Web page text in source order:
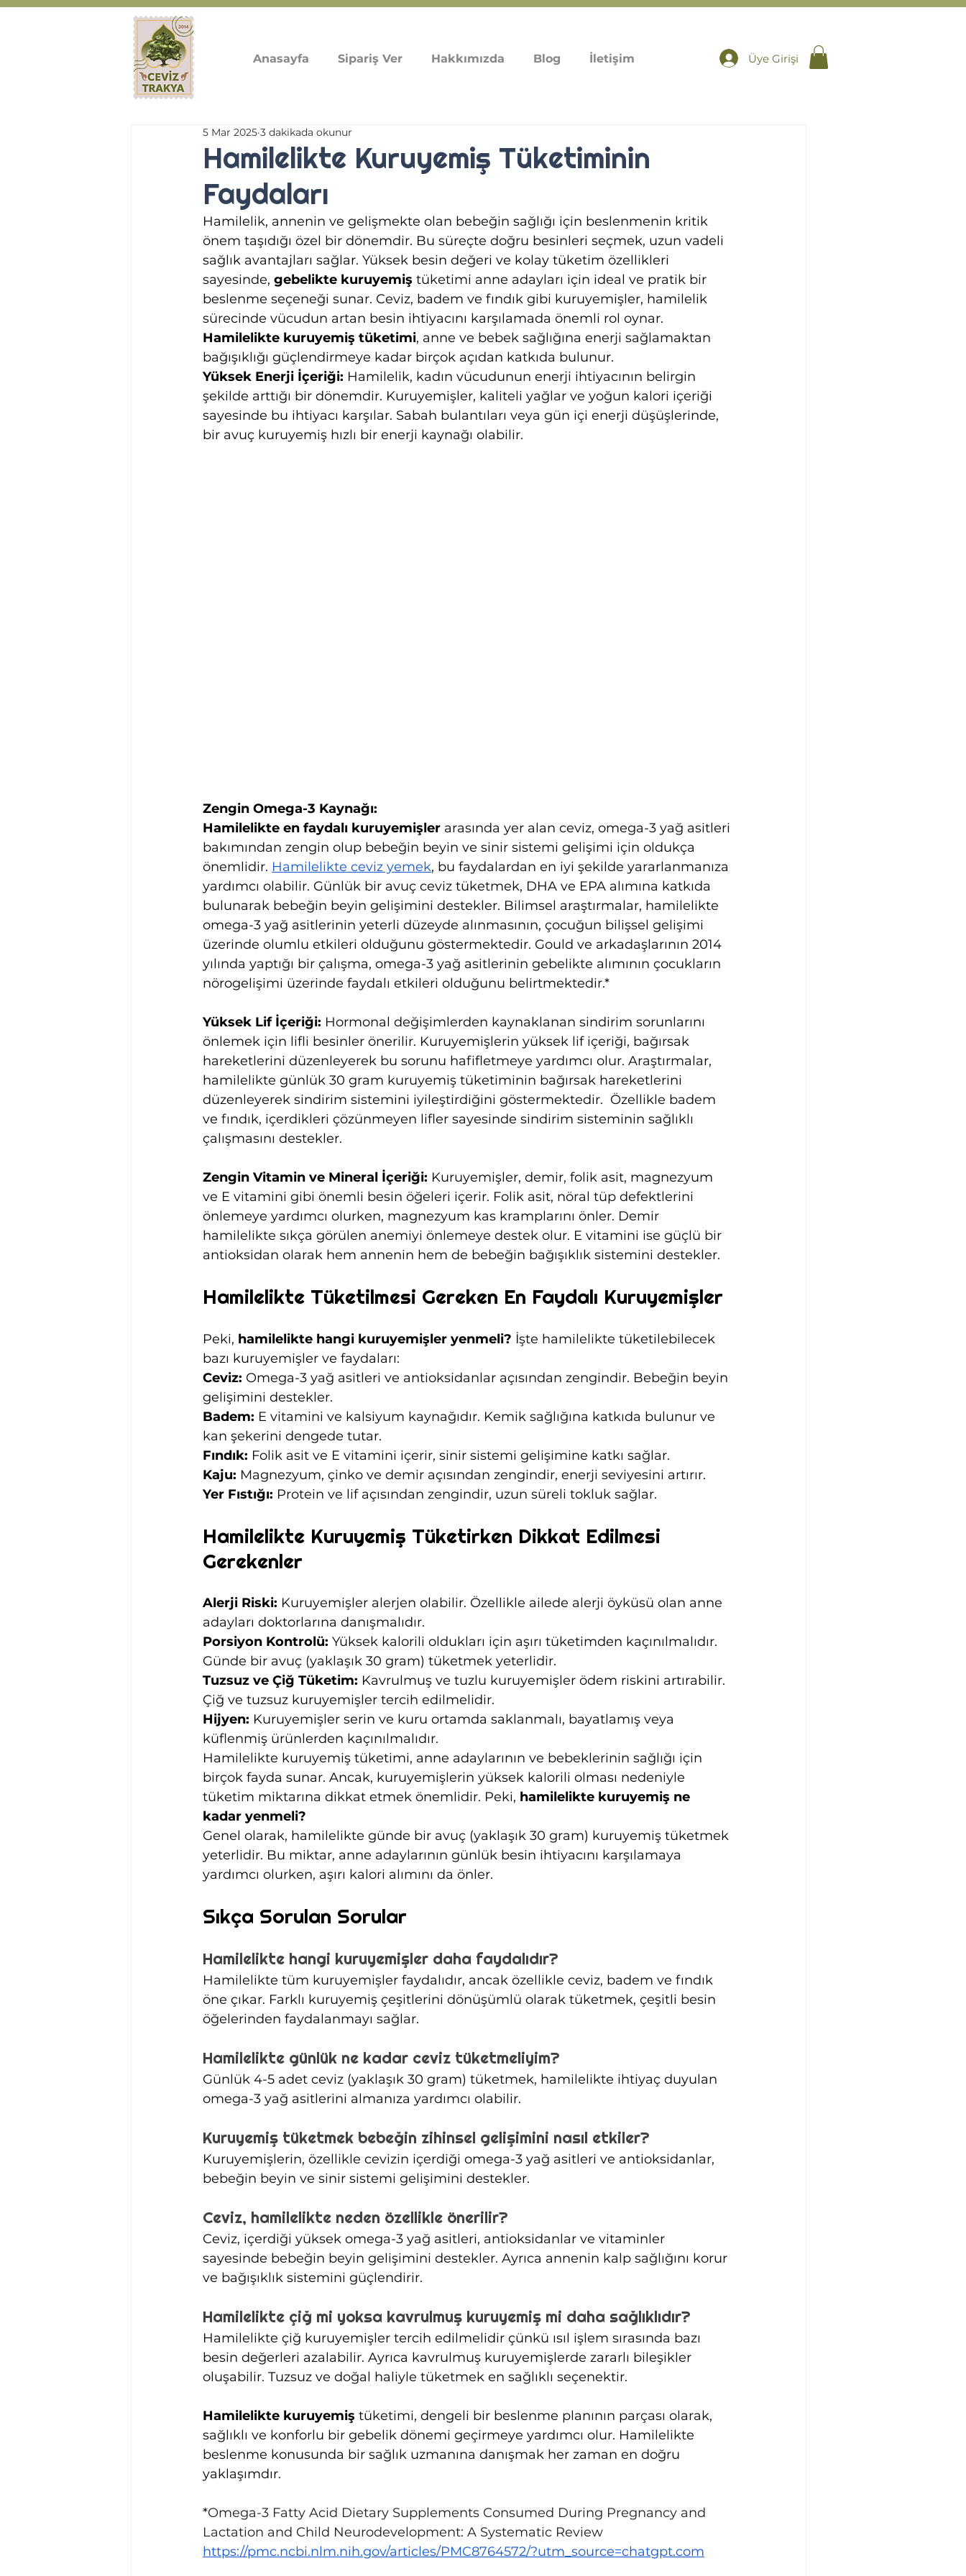
Anasayfa Sipariş Ver Hakkımızda Blog İletişim Üye Girişi
Hamilelikte Kuruyemiş Tüketiminin
Faydaları
5 Mar 2025 3 dakikada okunur
Hamilelik, annenin ve gelişmekte olan bebeğin sağlığı için beslenmenin kritik
önem taşıdığı özel bir dönemdir. Bu süreçte doğru besinleri seçmek, uzun vadeli
sağlık avantajları sağlar. Yüksek besin değeri ve kolay tüketim özellikleri
sayesinde, gebelikte kuruyemiş tüketimi anne adayları için ideal ve pratik bir
beslenme seçeneği sunar. Ceviz, badem ve fındık gibi kuruyemişler, hamilelik
sürecinde vücudun artan besin ihtiyacını karşılamada önemli rol oynar.
Hamilelikte kuruyemiş tüketimi, anne ve bebek sağlığına enerji sağlamaktan
bağışıklığı güçlendirmeye kadar birçok açıdan katkıda bulunur.
Yüksek Enerji İçeriği: Hamilelik, kadın vücudunun enerji ihtiyacının belirgin
şekilde arttığı bir dönemdir. Kuruyemişler, kaliteli yağlar ve yoğun kalori içeriği
sayesinde bu ihtiyacı karşılar. Sabah bulantıları veya gün içi enerji düşüşlerinde,
bir avuç kuruyemiş hızlı bir enerji kaynağı olabilir.
Zengin Omega-3 Kaynağı:
Hamilelikte en faydalı kuruyemişler arasında yer alan ceviz, omega-3 yağ asitleri
bakımından zengin olup bebeğin beyin ve sinir sistemi gelişimi için oldukça
önemlidir. Hamilelikte ceviz yemek, bu faydalardan en iyi şekilde yararlanmanıza
yardımcı olabilir. Günlük bir avuç ceviz tüketmek, DHA ve EPA alımına katkıda
bulunarak bebeğin beyin gelişimini destekler. Bilimsel araştırmalar, hamilelikte
omega-3 yağ asitlerinin yeterli düzeyde alınmasının, çocuğun bilişsel gelişimi
üzerinde olumlu etkileri olduğunu göstermektedir. Gould ve arkadaşlarının 2014
yılında yaptığı bir çalışma, omega-3 yağ asitlerinin gebelikte alımının çocukların
nörogelişimi üzerinde faydalı etkileri olduğunu belirtmektedir.*
Yüksek Lif İçeriği: Hormonal değişimlerden kaynaklanan sindirim sorunlarını
önlemek için lifli besinler önerilir. Kuruyemişlerin yüksek lif içeriği, bağırsak
hareketlerini düzenleyerek bu sorunu hafifletmeye yardımcı olur. Araştırmalar,
hamilelikte günlük 30 gram kuruyemiş tüketiminin bağırsak hareketlerini
düzenleyerek sindirim sistemini iyileştirdiğini göstermektedir.  Özellikle badem
ve fındık, içerdikleri çözünmeyen lifler sayesinde sindirim sisteminin sağlıklı
çalışmasını destekler.
Zengin Vitamin ve Mineral İçeriği: Kuruyemişler, demir, folik asit, magnezyum
ve E vitamini gibi önemli besin öğeleri içerir. Folik asit, nöral tüp defektlerini
önlemeye yardımcı olurken, magnezyum kas kramplarını önler. Demir
hamilelikte sıkça görülen anemiyi önlemeye destek olur. E vitamini ise güçlü bir
antioksidan olarak hem annenin hem de bebeğin bağışıklık sistemini destekler.
Hamilelikte Tüketilmesi Gereken En Faydalı Kuruyemişler
Peki, hamilelikte hangi kuruyemişler yenmeli? İşte hamilelikte tüketilebilecek
bazı kuruyemişler ve faydaları:
Ceviz: Omega-3 yağ asitleri ve antioksidanlar açısından zengindir. Bebeğin beyin
gelişimini destekler.
Badem: E vitamini ve kalsiyum kaynağıdır. Kemik sağlığına katkıda bulunur ve
kan şekerini dengede tutar.
Fındık: Folik asit ve E vitamini içerir, sinir sistemi gelişimine katkı sağlar.
Kaju: Magnezyum, çinko ve demir açısından zengindir, enerji seviyesini artırır.
Yer Fıstığı: Protein ve lif açısından zengindir, uzun süreli tokluk sağlar.
Hamilelikte Kuruyemiş Tüketirken Dikkat Edilmesi
Gerekenler
Alerji Riski: Kuruyemişler alerjen olabilir. Özellikle ailede alerji öyküsü olan anne
adayları doktorlarına danışmalıdır.
Porsiyon Kontrolü: Yüksek kalorili oldukları için aşırı tüketimden kaçınılmalıdır.
Günde bir avuç (yaklaşık 30 gram) tüketmek yeterlidir.
Tuzsuz ve Çiğ Tüketim: Kavrulmuş ve tuzlu kuruyemişler ödem riskini artırabilir.
Çiğ ve tuzsuz kuruyemişler tercih edilmelidir.
Hijyen: Kuruyemişler serin ve kuru ortamda saklanmalı, bayatlamış veya
küflenmiş ürünlerden kaçınılmalıdır.
Hamilelikte kuruyemiş tüketimi, anne adaylarının ve bebeklerinin sağlığı için
birçok fayda sunar. Ancak, kuruyemişlerin yüksek kalorili olması nedeniyle
tüketim miktarına dikkat etmek önemlidir. Peki, hamilelikte kuruyemiş ne
kadar yenmeli?
Genel olarak, hamilelikte günde bir avuç (yaklaşık 30 gram) kuruyemiş tüketmek
yeterlidir. Bu miktar, anne adaylarının günlük besin ihtiyacını karşılamaya
yardımcı olurken, aşırı kalori alımını da önler.
Sıkça Sorulan Sorular
Hamilelikte hangi kuruyemişler daha faydalıdır?
Hamilelikte tüm kuruyemişler faydalıdır, ancak özellikle ceviz, badem ve fındık
öne çıkar. Farklı kuruyemiş çeşitlerini dönüşümlü olarak tüketmek, çeşitli besin
öğelerinden faydalanmayı sağlar.
Hamilelikte günlük ne kadar ceviz tüketmeliyim?
Günlük 4-5 adet ceviz (yaklaşık 30 gram) tüketmek, hamilelikte ihtiyaç duyulan
omega-3 yağ asitlerini almanıza yardımcı olabilir.
Kuruyemiş tüketmek bebeğin zihinsel gelişimini nasıl etkiler?
Kuruyemişlerin, özellikle cevizin içerdiği omega-3 yağ asitleri ve antioksidanlar,
bebeğin beyin ve sinir sistemi gelişimini destekler.
Ceviz, hamilelikte neden özellikle önerilir?
Ceviz, içerdiği yüksek omega-3 yağ asitleri, antioksidanlar ve vitaminler
sayesinde bebeğin beyin gelişimini destekler. Ayrıca annenin kalp sağlığını korur
ve bağışıklık sistemini güçlendirir.
Hamilelikte çiğ mi yoksa kavrulmuş kuruyemiş mi daha sağlıklıdır?
Hamilelikte çiğ kuruyemişler tercih edilmelidir çünkü ısıl işlem sırasında bazı
besin değerleri azalabilir. Ayrıca kavrulmuş kuruyemişlerde zararlı bileşikler
oluşabilir. Tuzsuz ve doğal haliyle tüketmek en sağlıklı seçenektir.
Hamilelikte kuruyemiş tüketimi, dengeli bir beslenme planının parçası olarak,
sağlıklı ve konforlu bir gebelik dönemi geçirmeye yardımcı olur. Hamilelikte
beslenme konusunda bir sağlık uzmanına danışmak her zaman en doğru
yaklaşımdır.
*Omega-3 Fatty Acid Dietary Supplements Consumed During Pregnancy and
Lactation and Child Neurodevelopment: A Systematic Review
https://pmc.ncbi.nlm.nih.gov/articles/PMC8764572/?utm_source=chatgpt.com